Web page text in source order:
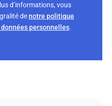
d’informations, vous
denotre politique
personnelles.